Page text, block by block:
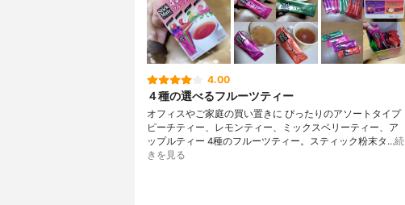
4.00
４種の選べるフルーツティー
オフィスやご家庭の買い置きに ぴったりのアソートタイプ
ピーチティー、レモンティー、ミックスベリーティー、ア
ップルティー 4種のフルーツティー。スティック粉末タ…続
きを見る